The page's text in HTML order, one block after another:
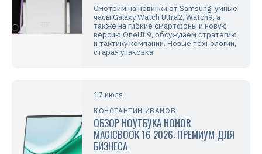
Смотрим на новинки от Samsung, умные
часы Galaxy Watch Ultra2, Watch9, а
также на гибкие смартфоны и новую
версию OneUI 9, обсуждаем стратегию
и тактику компании. Новые технологии,
старая упаковка.
17 июля
КОНСТАНТИН ИВАНОВ
ОБЗОР НОУТБУКА HONOR
MAGICBOOK 16 2026: ПРЕМИУМ ДЛЯ
БИЗНЕСА